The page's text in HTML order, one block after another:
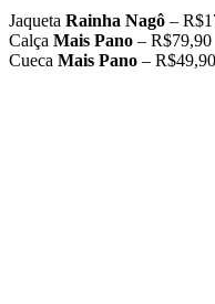
Jaqueta Rainha Nagô –
Calça Mais Pano – R$79,90
Cueca Mais Pano – R$49,90